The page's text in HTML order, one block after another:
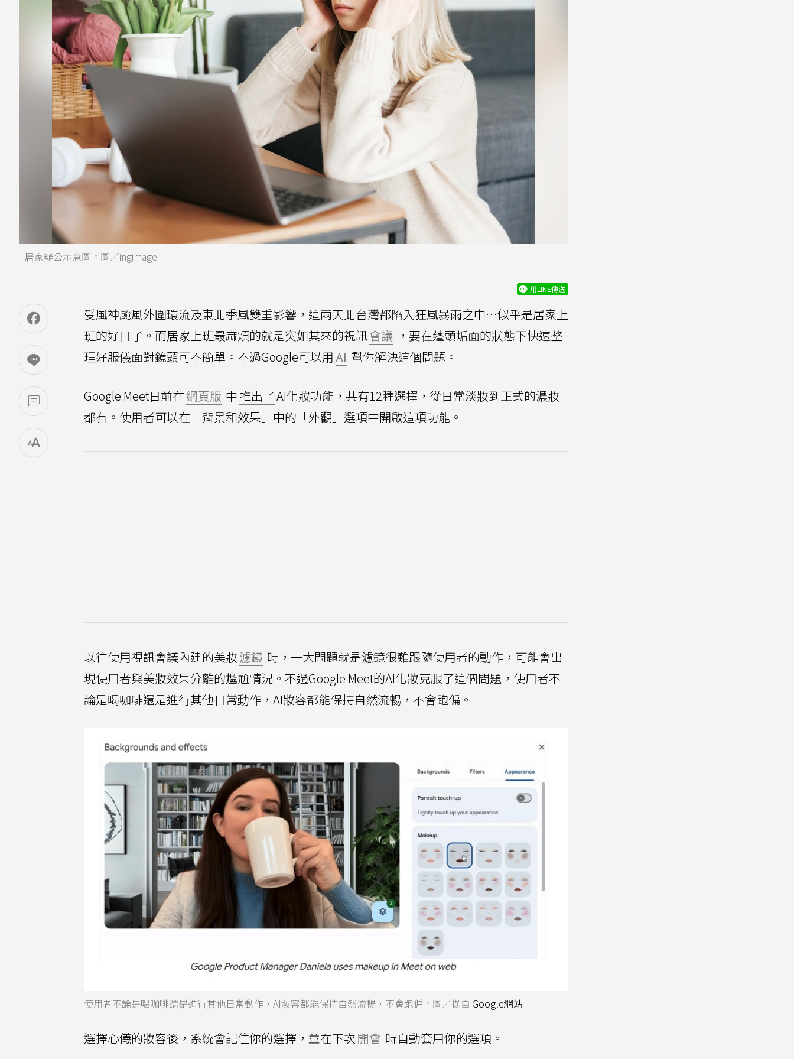
居家辦公示意圖。圖／ingimage
用LINE傳送
受風神颱風外圍環流及東北季風雙重影響，這兩天北台灣都陷入狂風暴雨之中…似乎是居家上
班的好日子。而居家上班最麻煩的就是突如其來的視訊會議 ，要在蓬頭垢面的狀態下快速整
理好服儀面對鏡頭可不簡單。不過Google可以用AI 幫你解決這個問題。
Google Meet日前在網頁版 中推出了AI化妝功能，共有12種選擇，從日常淡妝到正式的濃妝
都有。使用者可以在「背景和效果」中的「外觀」選項中開啟這項功能。
以往使用視訊會議內建的美妝濾鏡 時，一大問題就是濾鏡很難跟隨使用者的動作，可能會出
現使用者與美妝效果分離的尷尬情況。不過Google Meet的AI化妝克服了這個問題，使用者不
論是喝咖啡還是進行其他日常動作，AI妝容都能保持自然流暢，不會跑偏。
使用者不論是喝咖啡還是進行其他日常動作，AI妝容都能保持自然流暢，不會跑偏。圖／擷自 Google網站
選擇心儀的妝容後，系統會記住你的選擇，並在下次開會 時自動套用你的選項。